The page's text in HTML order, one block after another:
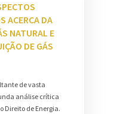
ACERCA DA
NATURAL E
DE GÁS
de vasta
análise crítica
Direito de Energia.